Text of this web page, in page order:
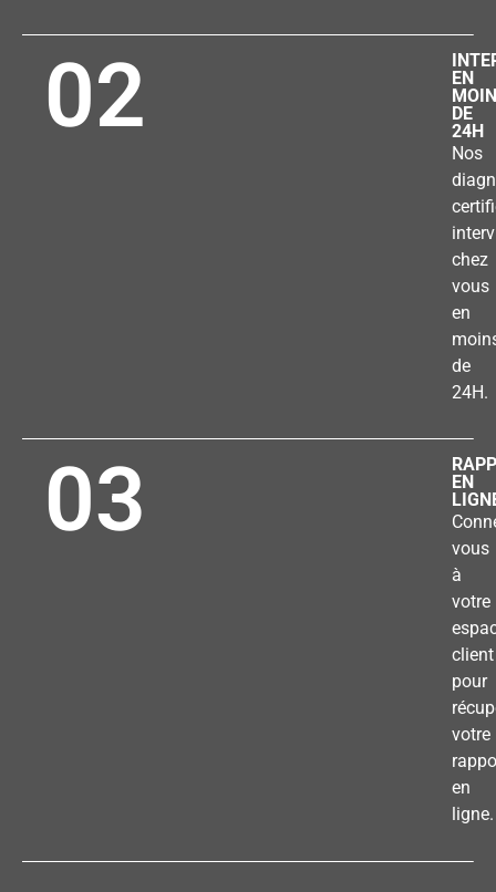
02
EN
DE
24H
Nos
chez
vous
en
de
24H.
03
EN
vous
à
votre
client
pour
votre
en
ligne.